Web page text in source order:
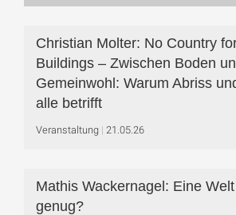
Christian Molter: No Country
Buildings – Zwischen Boden
Gemeinwohl: Warum Abriss
alle betrifft
Veranstaltung 21.05.26
Mathis Wackernagel: Eine
genug?